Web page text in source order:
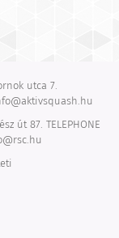
utca 7.
út 87. TELEPHONE